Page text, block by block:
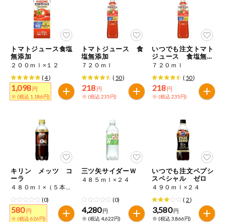
ミールキット
組合員さんの
リクエスト
よりすぐり
オーガニック
ベビー・キッ
ズ関連
サプリメン
ト・栄養補助
アレルゲン対
応
エシカル
トマトジュース食塩
無添加
２００ｍｌ×１２
(4)
1,098 円
※ (税込 1,186円)
トマトジュース 食
塩無添加
７２０ｍｌ
( 50)
218 円
※ (税込 235円)
いつでも注文トマト
ジュース 食塩無添
加
７２０ｍｌ
( 50)
218 円
※ (税込 235円)
キリン メッツ コ
ーラ
４８０ｍｌ×（５本＋１本）
(0)
580 円
※ (税込 626円)
三ツ矢サイダーＷ
４８５ｍｌ×２４
(0)
4,280 円
※ (税込 4,622円)
いつでも注文ペプシ
スペシャル ゼロ
４９０ｍｌ×２４
( 2)
3,580 円
※ (税込 3,866円)